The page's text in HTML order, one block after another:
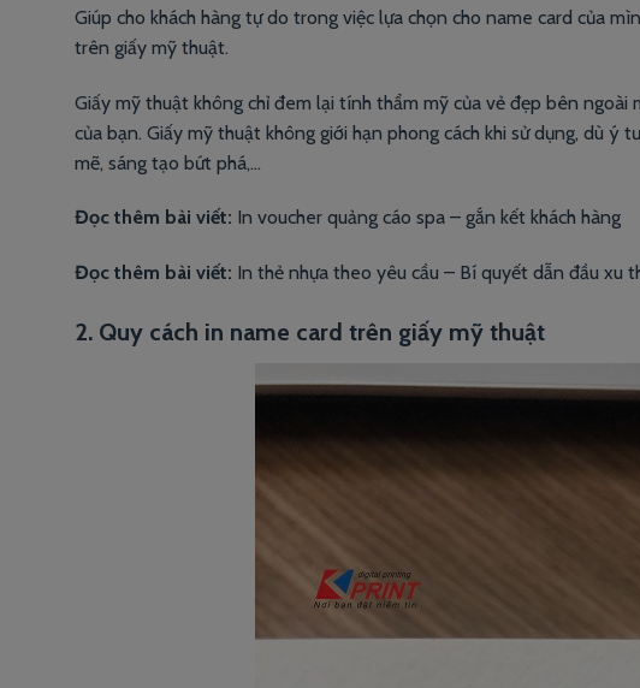
Giúp cho khách hàng tự do trong việc lựa chọn cho name card của
trên giấy mỹ thuật.
Giấy mỹ thuật không chỉ đem lại tính thẩm mỹ của vẻ đẹp bên
của bạn. Giấy mỹ thuật không giới hạn phong cách khi sử dụng, dù ý
mẽ, sáng tạo bứt phá,…
Đọc thêm bài viết: In voucher quảng cáo spa – gắn kết khách hàng
Đọc thêm bài viết: In thẻ nhựa theo yêu cầu – Bí quyết dẫn đầu xu
2. Quy cách in name card trên giấy mỹ thuật